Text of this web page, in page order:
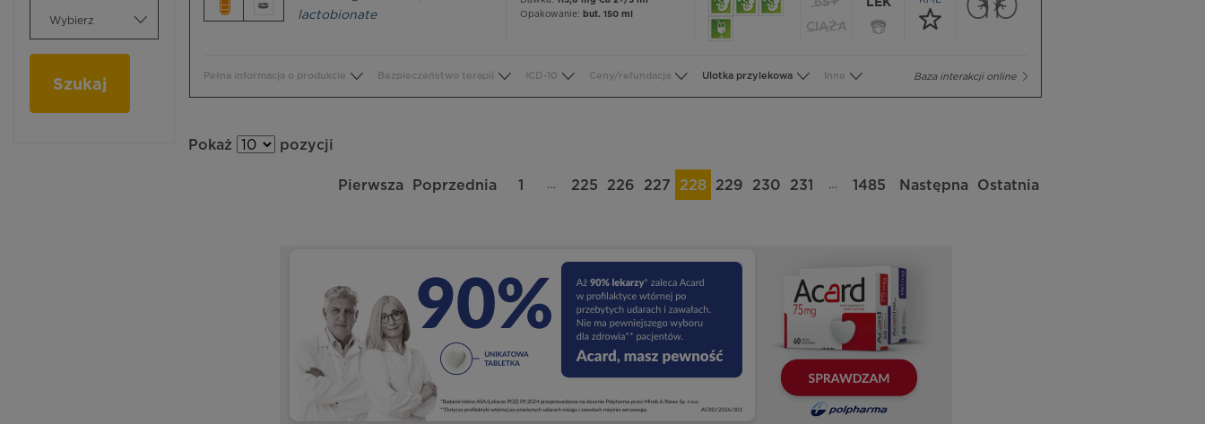
Wybierz
Szukaj
lactobionate
Opakowanie: but. 150 ml
65+
CIĄŻA
LEK
Baza interakcji online
Pełna informacja o produkcie Bezpieczeństwo terapii ICD-10 Ceny/refundacja Ulotka przylekowa Inne
Pokaż pozycji
Pierwsza Poprzednia 1 … 225 226 227 228 229 230 231 … 1485 Następna Ostatnia